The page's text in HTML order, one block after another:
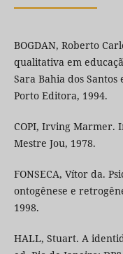
BOGDAN, Roberto
qualitativa em
Sara Bahia dos
Porto Editora, 1994.
COPI, Irving Marmer.
Mestre Jou, 1978.
FONSECA, Vítor da.
ontogênese e
1998.
HALL, Stuart. A